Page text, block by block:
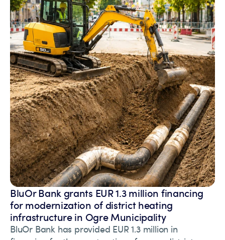
BluOr Bank grants EUR 1.3 million financing
for modernization of district heating
infrastructure in Ogre Municipality
BluOr Bank has provided EUR 1.3 million in